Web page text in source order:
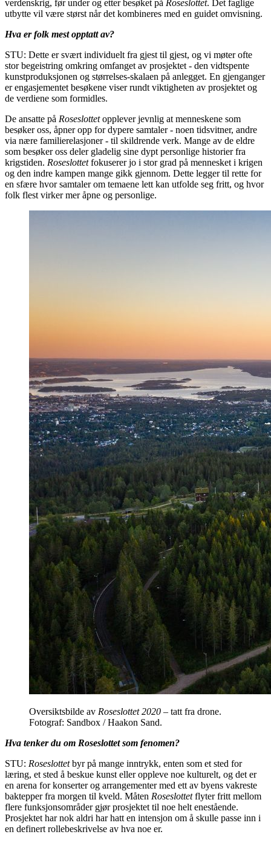
verdenskrig, før under og etter besøket på Roseslottet. Det faglige
utbytte vil være størst når det kombineres med en guidet omvisning.
Hva er folk mest opptatt av?
STU: Dette er svært individuelt fra gjest til gjest, og vi møter ofte
stor begeistring omkring omfanget av prosjektet - den vidtspente
kunstproduksjonen og størrelses-skalaen på anlegget. En gjenganger
er engasjementet besøkene viser rundt viktigheten av prosjektet og
de verdiene som formidles.
De ansatte på Roseslottetopplever jevnlig at menneskene som
besøker oss, åpner opp for dypere samtaler - noen tidsvitner, andre
via nære familierelasjoner - til skildrende verk. Mange av de eldre
som besøker oss deler gladelig sine dypt personlige historier fra
krigstiden. Roseslottetfokuserer jo i stor grad på mennesket i krigen
og den indre kampen mange gikk gjennom. Dette legger til rette for
en sfære hvor samtaler om temaene lett kan utfolde seg fritt, og hvor
folk flest virker mer åpne og personlige.
Oversiktsbilde av Roseslottet 2020 – tatt fra drone.
Fotograf: Sandbox / Haakon Sand.
Hva tenker du om Roseslottet som fenomen?
STU: Roseslottetbyr på mange inntrykk, enten som et sted for
læring, et sted å beskue kunst eller oppleve noe kulturelt, og det er
en arena for konserter og arrangementer med ett av byens vakreste
baktepper fra morgen til kveld. Måten Roseslottetflyter fritt mellom
flere funksjonsområder gjør prosjektet til noe helt enestående.
Prosjektet har nok aldri har hatt en intensjon om å skulle passe inn i
en definert rollebeskrivelse av hva noe er.